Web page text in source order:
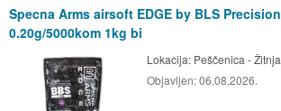
Specna Arms airsoft EDGE by BLS
0.20g/5000kom 1kg bi
Lokacija: Peščenica -
Objavljen:06.08.2026.